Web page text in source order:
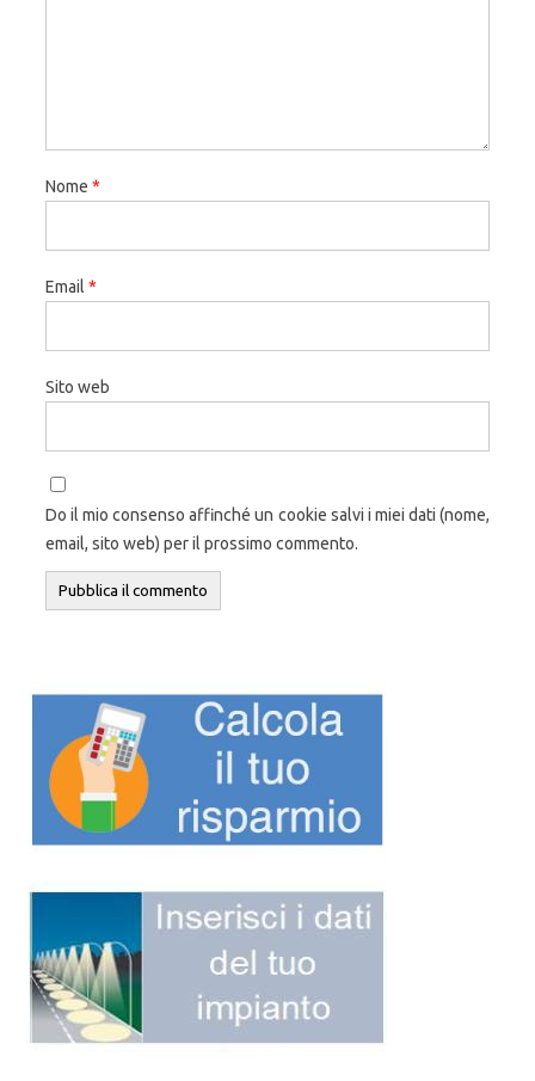
Nome *
Email *
Sito web
Do il mio consenso affinché un cookie salvi i miei dati (nome,
email, sito web) per il prossimo commento.